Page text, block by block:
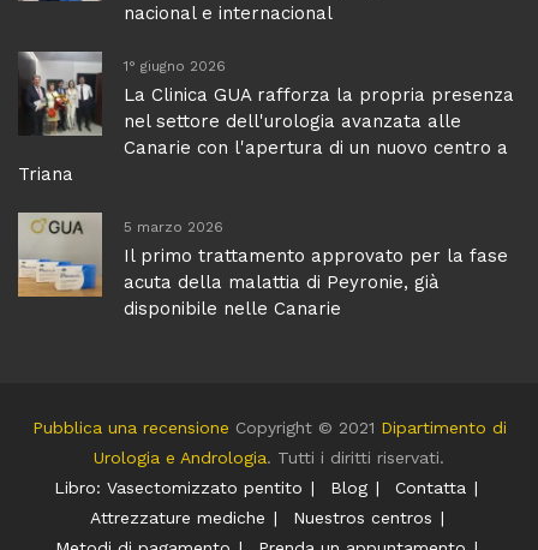
nacional e internacional
1° giugno 2026
La Clinica GUA rafforza la propria presenza
nel settore dell'urologia avanzata alle
Canarie con l'apertura di un nuovo centro a
Triana
5 marzo 2026
Il primo trattamento approvato per la fase
acuta della malattia di Peyronie, già
disponibile nelle Canarie
Pubblica una recensione Copyright © 2021 Dipartimento di
Urologia e Andrologia. Tutti i diritti riservati.
Libro: Vasectomizzato pentito
Blog
Contatta
Attrezzature mediche
Nuestros centros